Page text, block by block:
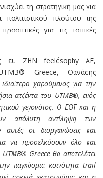
τη στρατηγική μας για
πλούτου της
για τις τοπικές
ευ ΖΗΝ feelόsophy AE,
Greece, Θανάσης
ιδιαίτερα χαρούμενος για την
ατζέντα του UTMB®, ενός
γεγονότος. Ο ΕΟΤ και η
απόλυτη αντίληψη των
οι διοργανώσεις και
να προσελκύσουν όλο και
UTMB® Greeceθα αποτελέσει
παγκόσμια κοινότητα trail